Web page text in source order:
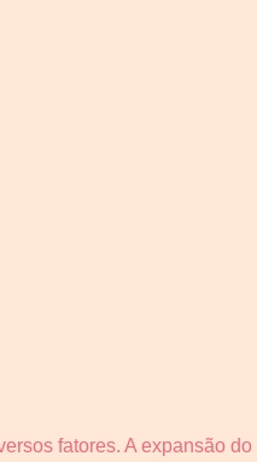
fatores. A expansão do